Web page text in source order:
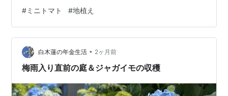
日当たりのいいところに置くと更に成長が加速して、ぐ
んぐん大きくなりはじめました。 夏野菜だけあって、日
当たりが大好きなんですね！ 6月17日｜地植え 葉っぱが
ポットよりも大きく広がり始めたので地植えすること
に。 種まきから育てるのは初めてだけど、こんなに元気
#ミニトマト #地植え
白木蓮の年金生活 • 2ヶ月前
梅雨入り直前の庭＆ジャガイモの収穫